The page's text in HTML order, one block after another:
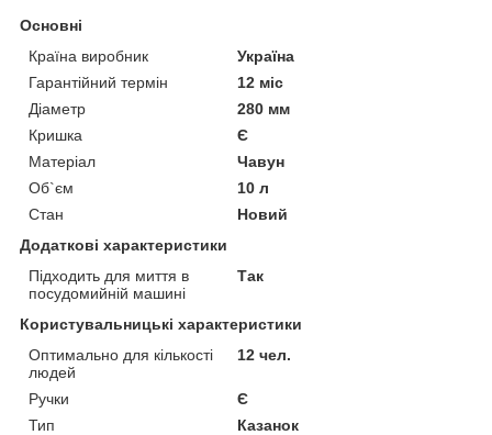
Основні
Країна виробник
Україна
Гарантійний термін
12 міс
Діаметр
280 мм
Кришка
Є
Матеріал
Чавун
Об`єм
10 л
Стан
Новий
Додаткові характеристики
Підходить для миття в
посудомийній машині
Так
Користувальницькі характеристики
Оптимально для кількості
людей
12 чел.
Ручки
Є
Тип
Казанок